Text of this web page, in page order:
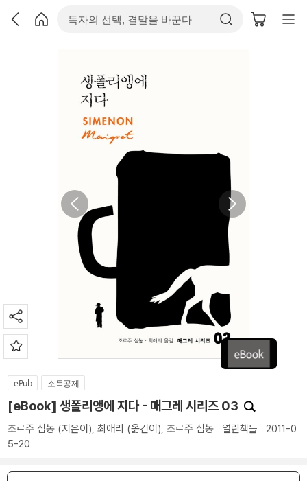
ePub 소득공제
[eBook] 생폴리앵에 지다 - 매그레 시리즈 03
조르주 심농 (지은이), 최애리 (옮긴이), 조르주 심농 열린책들 2011-0
5-20